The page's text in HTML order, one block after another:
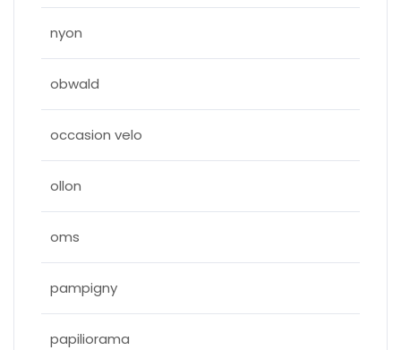
nyon
obwald
occasion velo
ollon
oms
pampigny
papiliorama